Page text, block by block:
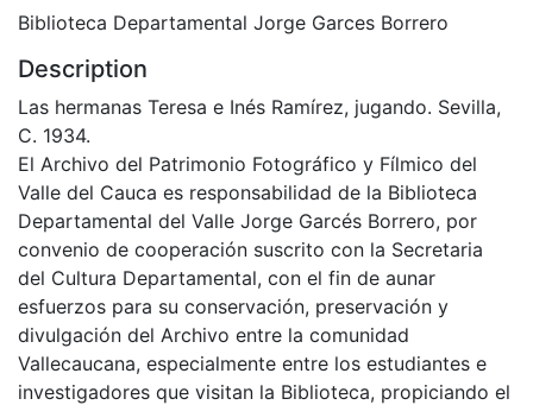
Biblioteca Departamental Jorge Garces Borrero
Description
Las hermanas Teresa e Inés Ramírez, jugando. Sevilla,
C. 1934.
El Archivo del Patrimonio Fotográfico y Fílmico del
Valle del Cauca es responsabilidad de la Biblioteca
Departamental del Valle Jorge Garcés Borrero, por
convenio de cooperación suscrito con la Secretaria
del Cultura Departamental, con el fin de aunar
esfuerzos para su conservación, preservación y
divulgación del Archivo entre la comunidad
Vallecaucana, especialmente entre los estudiantes e
investigadores que visitan la Biblioteca, propiciando el